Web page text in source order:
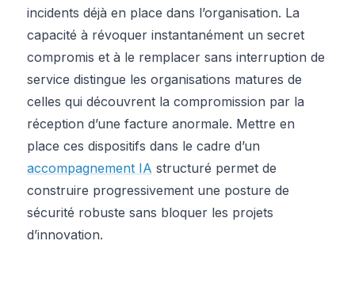
incidents déjà en place dans l’organisation. La
capacité à révoquer instantanément un secret
compromis et à le remplacer sans interruption de
service distingue les organisations matures de
celles qui découvrent la compromission par la
réception d’une facture anormale. Mettre en
place ces dispositifs dans le cadre d’un
accompagnement IA structuré permet de
construire progressivement une posture de
sécurité robuste sans bloquer les projets
d’innovation.